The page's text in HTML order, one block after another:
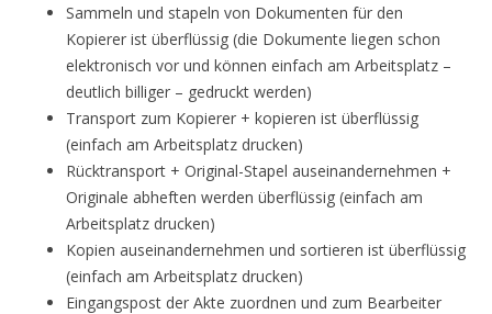
Sammeln und stapeln von Dokumenten für den
Kopierer ist überflüssig (die Dokumente liegen schon
elektronisch vor und können einfach am Arbeitsplatz –
deutlich billiger – gedruckt werden)
Transport zum Kopierer + kopieren ist überflüssig
(einfach am Arbeitsplatz drucken)
Rücktransport + Original-Stapel auseinandernehmen +
Originale abheften werden überflüssig (einfach am
Arbeitsplatz drucken)
Kopien auseinandernehmen und sortieren ist überflüssig
(einfach am Arbeitsplatz drucken)
Eingangspost der Akte zuordnen und zum Bearbeiter